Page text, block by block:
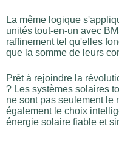
La même logique
unités tout-en-un avec
raffinement tel qu'elles
que la somme de leurs
Prêt à rejoindre la
? Les systèmes solaires
ne sont pas seulement le
également le choix
énergie solaire fiable et